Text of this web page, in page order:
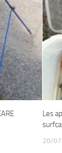
Les
20/